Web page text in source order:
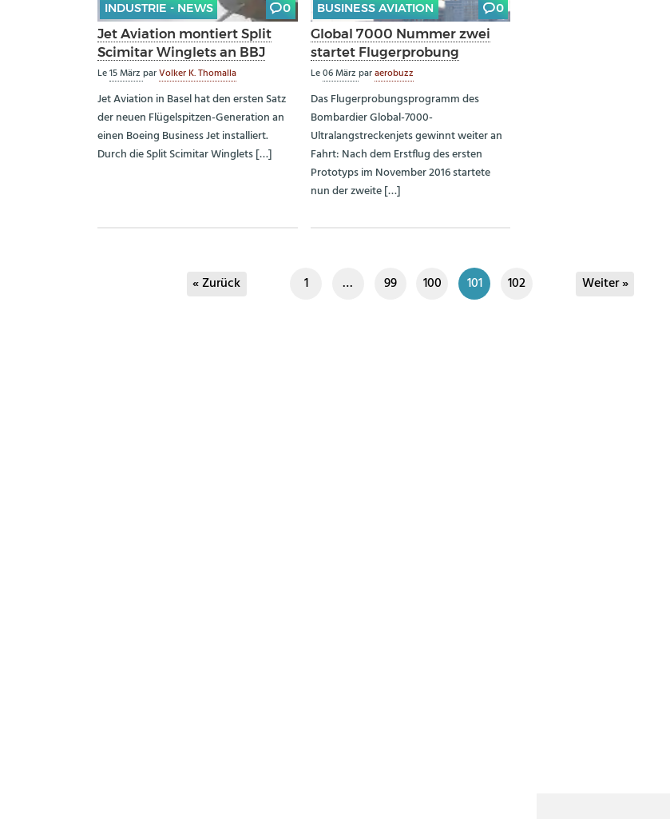
INDUSTRIE - NEWS 0
Jet Aviation montiert Split
Scimitar Winglets an BBJ
Le15 März parVolker K. Thomalla
Jet Aviation in Basel hat den ersten Satz
der neuen Flügelspitzen-Generation an
einen Boeing Business Jet installiert.
Durch die Split Scimitar Winglets […]
BUSINESS AVIATION 0
Global 7000 Nummer zwei
startet Flugerprobung
Le06 März paraerobuzz
Das Flugerprobungsprogramm des
Bombardier Global-7000-
Ultralangstreckenjets gewinnt weiter an
Fahrt: Nach dem Erstflug des ersten
Prototyps im November 2016 startete
nun der zweite […]
« Zurück 1 … 99 100 101 102 Weiter »